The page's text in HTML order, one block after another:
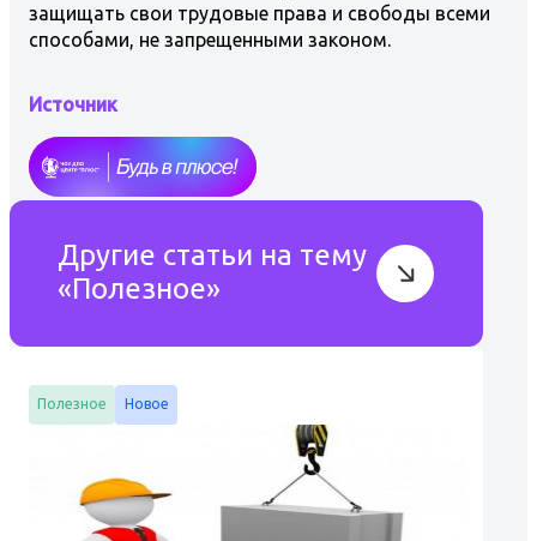
защищать свои трудовые права и свободы всеми
способами, не запрещенными законом.
Источник
Другие статьи на тему
«Полезное»
Полезное Новое